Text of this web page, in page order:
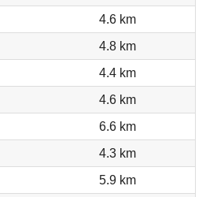
4.6 km
4.8 km
4.4 km
4.6 km
6.6 km
4.3 km
5.9 km